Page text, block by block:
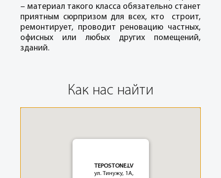
– материал такого класса обязательно станет
приятным сюрпризом для всех, кто строит,
ремонтирует, проводит реновацию частных,
офисных или любых других помещений,
зданий.
Как нас найти
TEPOSTONE.LV
ул. Тинужу, 1A,